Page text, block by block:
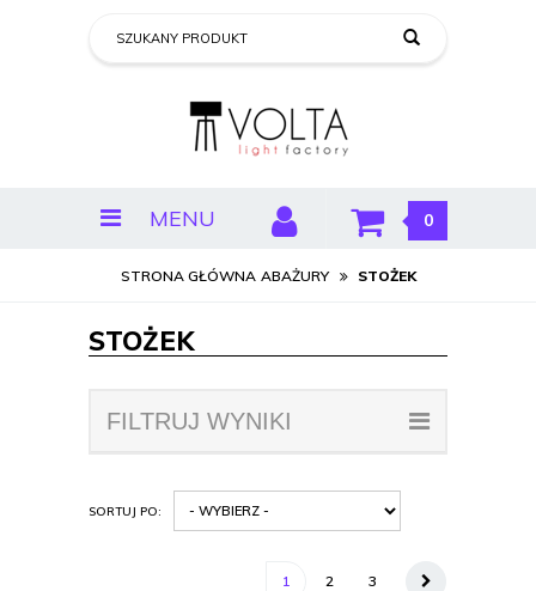
MENU 0
STRONA GŁÓWNA ABAŻURY STOŻEK
STOŻEK
FILTRUJ WYNIKI
SORTUJ PO:
1 2 3